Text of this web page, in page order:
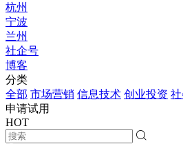
杭州
宁波
兰州
社企号
博客
分类
全部 市场营销 信息技术 创业投资
申请试用
HOT